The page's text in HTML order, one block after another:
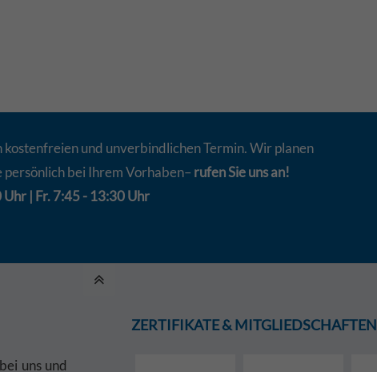
kostenfreien und unverbindlichen Termin. Wir planen
persönlich bei Ihrem Vorhaben– rufen Sie uns an!
| Fr. 7:45 - 13:30 Uhr
uns und
ZERTIFIKATE & MITGLIEDSCHAFTEN